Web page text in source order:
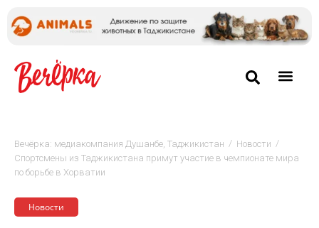
Вечёрка: медиакомпания Душанбе, Таджикистан / Новости /
Спортсмены из Таджикистана примут участие в чемпионате мира
по борьбе в Хорватии
Новости